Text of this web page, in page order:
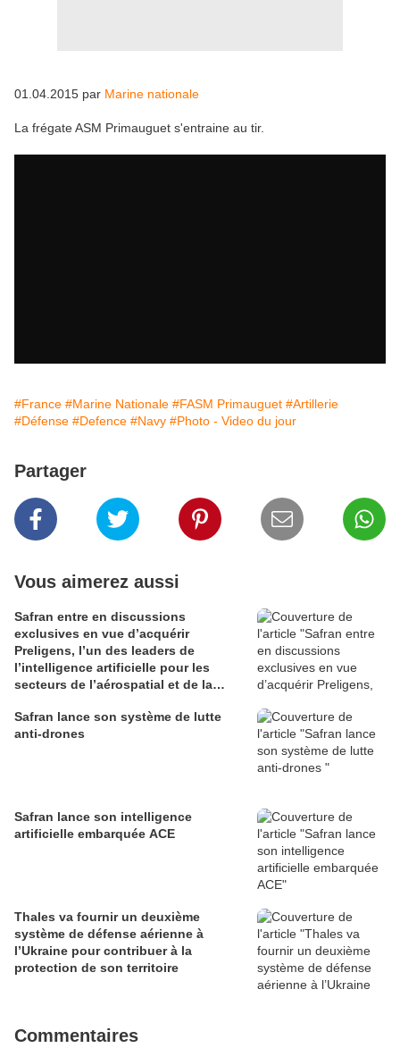
01.04.2015 par Marine nationale
La frégate ASM Primauguet s'entraine au tir.
#France #Marine Nationale #FASM Primauguet #Artillerie
#Défense #Defence #Navy #Photo - Video du jour
Partager
Vous aimerez aussi
Safran entre en discussions
exclusives en vue d’acquérir
Preligens, l’un des leaders de
l’intelligence artificielle pour les
secteurs de l’aérospatial et de la
Safran lance son système de lutte
anti-drones
Safran lance son intelligence
artificielle embarquée ACE
Thales va fournir un deuxième
système de défense aérienne à
l’Ukraine pour contribuer à la
protection de son territoire
Commentaires